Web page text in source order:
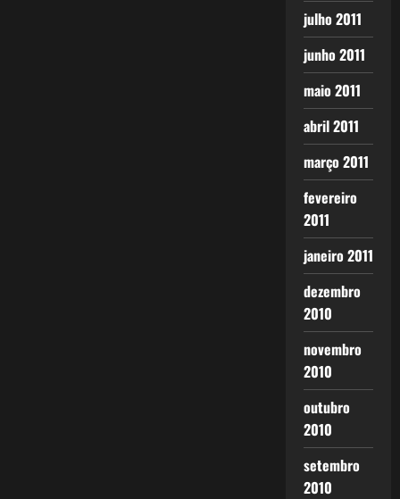
julho 2011
junho 2011
maio 2011
abril 2011
março 2011
fevereiro
2011
janeiro 2011
dezembro
2010
novembro
2010
outubro
2010
setembro
2010